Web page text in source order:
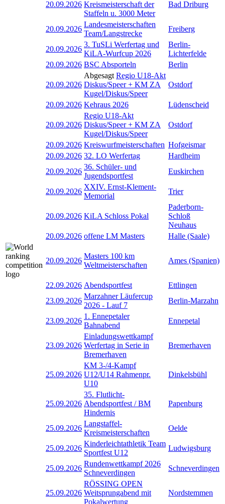
20.09.2026 Kreismeisterschaft der
Staffeln u. 3000 Meter
Bad Driburg
20.09.2026
Landesmeisterschaften
Team/Langstrecke
Freiberg
20.09.2026
3. TuSLi Werfertag und
KiLA-Wurfcup 2026
Berlin-
Lichterfelde
20.09.2026 BSC Absporteln Berlin
20.09.2026
Abgesagt Regio U18-Akt
Diskus/Speer + KM ZA
Kugel/Diskus/Speer
Ostdorf
20.09.2026 Kehraus 2026 Lüdenscheid
20.09.2026
Regio U18-Akt
Diskus/Speer + KM ZA
Kugel/Diskus/Speer
Ostdorf
20.09.2026 Kreiswurfmeisterschaften Hofgeismar
20.09.2026 32. LO Werfertag
Hardheim
20.09.2026
36. Schüler- und
Jugendsportfest
Euskirchen
20.09.2026
XXIV. Ernst-Klement-
Memorial
Trier
20.09.2026 KiLA Schloss Pokal
Paderborn-
Schloß
Neuhaus
20.09.2026 offene LM Masters Halle (Saale)
20.09.2026
Masters 100 km
Weltmeisterschaften
Ames (Spanien)
22.09.2026 Abendsportfest
Ettlingen
23.09.2026
Marzahner Läufercup
2026 - Lauf 7
Berlin-Marzahn
23.09.2026
1. Ennepetaler
Bahnabend
Ennepetal
23.09.2026
Einladungswettkampf
Werfertag in Serie in
Bremerhaven
Bremerhaven
25.09.2026
KM 3-/4-Kampf
U12/U14 Rahmenpr.
U10
Dinkelsbühl
25.09.2026
35. Flutlicht-
Abendsportfest / BM
Hindernis
Papenburg
25.09.2026
Langstaffel-
Kreismeisterschaften
Oelde
25.09.2026
Kinderleichtathletik Team
Sportfest U12
Ludwigsburg
25.09.2026
Rundenwettkampf 2026
Schneverdingen
Schneverdingen
25.09.2026
RÖSSING OPEN
Weitsprungabend mit
Pokalwertung
Nordstemmen